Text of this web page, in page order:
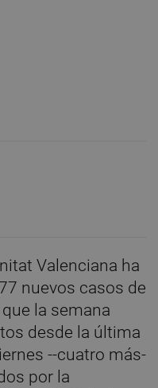
Valenciana ha
nuevos casos de
la semana
desde la última
--cuatro más-
por la